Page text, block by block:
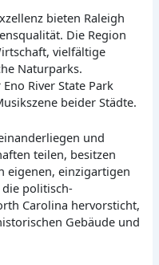
bieten Raleigh
Die Region
vielfältige
Naturparks.
River State Park
beider Städte.
und
teilen, besitzen
eigenen, einzigartigen
politisch-
Carolina hervorsticht,
Gebäude und